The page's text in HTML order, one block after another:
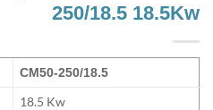
250/18.5 18.5Kw
CM50-250/18.5
18.5 Kw